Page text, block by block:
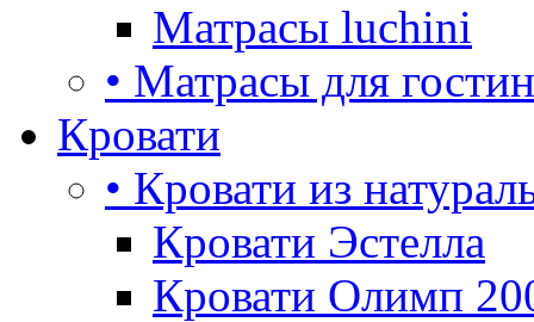
Матрасы luchini
• Матрасы для
Кровати
• Кровати из
Кровати Эстелла
Кровати Олимп